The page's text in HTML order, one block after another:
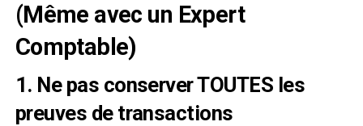
(Même avec un Expert
Comptable)
1. Ne pas conserver TOUTES les
preuves de transactions